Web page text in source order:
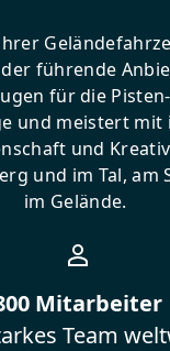
führende
für die
und meistert mit
und
und im Tal, am
im Gelände.
Mitarbeiter
Team